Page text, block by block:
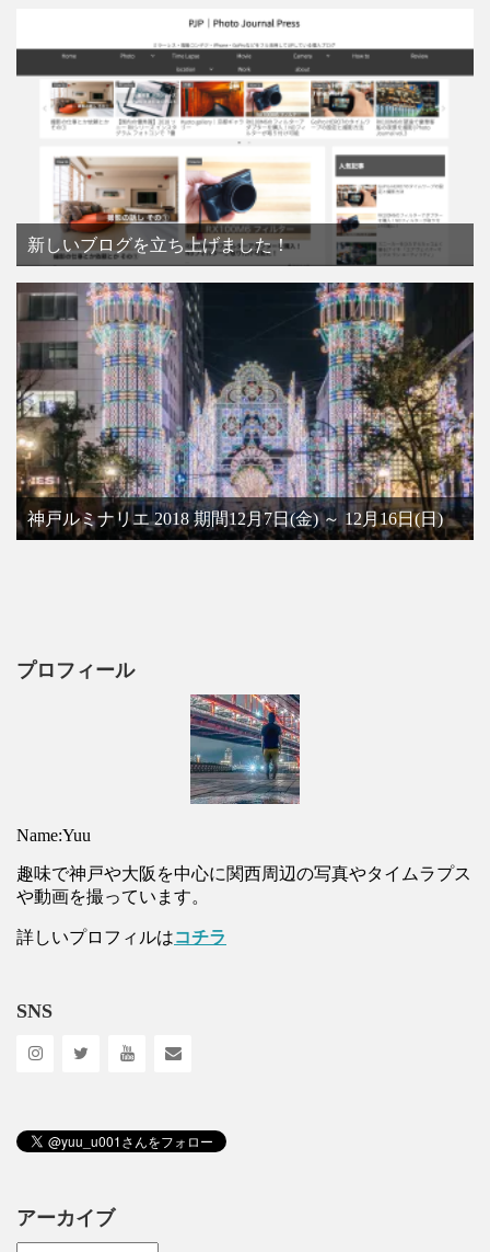
新しいブログを立ち上げました！
神戸ルミナリエ 2018 期間12月7日(金) ～ 12月16日(日)
プロフィール
Name:Yuu
趣味で神戸や大阪を中心に関西周辺の写真やタイムラプス
や動画を撮っています。
詳しいプロフィルはコチラ
SNS
アーカイブ